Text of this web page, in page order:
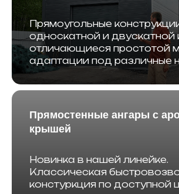
Прямоугольные
односкатной и двускатной
отличающиеся простотой
адаптации под различные
Прямостенные ангары с
крышей
Новинка в нашей линейке.
Классическая
констуркция по доступной